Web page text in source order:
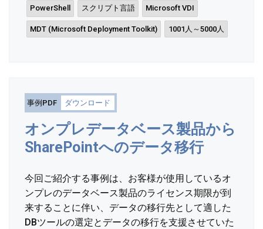
PowerShell スクリプト言語 Microsoft VDI
MDT (Microsoft Deployment Toolkit) 1001人～5000人
事例PDF ダウンロード
オンプレデータベース製品から
SharePointへのデータ移行
今回ご紹介する事例は、お客様が使用しているオ
ンプレのデータベース製品のライセンス期限が到
来することに伴い、データの移行先として適した
DBツールの選定とデータの移行を支援させていた